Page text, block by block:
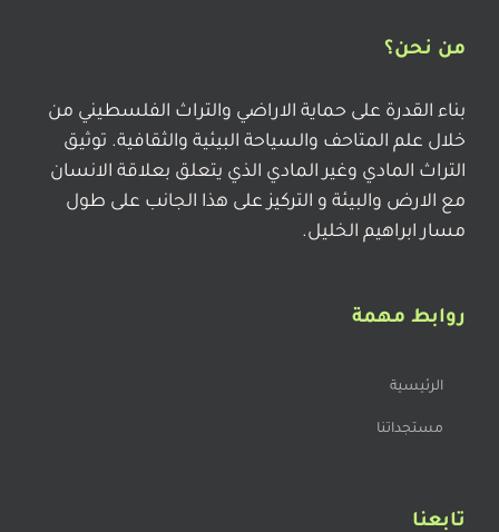
من نحن؟
بناء القدرة على حماية الاراضي والتراث الفلسطيني من
خلال علم المتاحف والسياحة البيئية والثقافية. توثيق
التراث المادي وغير المادي الذي يتعلق بعلاقة الانسان
مع الارض والبيئة و التركيز على هذا الجانب على طول
مسار ابراهيم الخليل.
روابط مهمة
الرئيسية
مستجداتنا
تابعنا